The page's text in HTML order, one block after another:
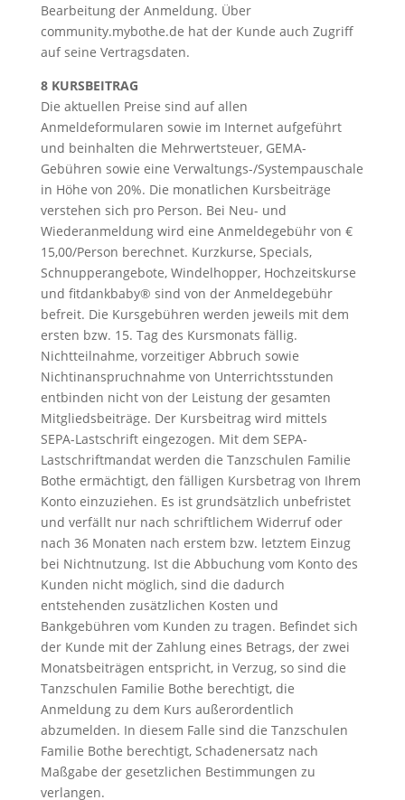
Bearbeitung der Anmeldung. Über
community.mybothe.de hat der Kunde auch Zugriff
auf seine Vertragsdaten.
8 KURSBEITRAG
Die aktuellen Preise sind auf allen
Anmeldeformularen sowie im Internet aufgeführt
und beinhalten die Mehrwertsteuer, GEMA-
Gebühren sowie eine Verwaltungs-/Systempauschale
in Höhe von 20%. Die monatlichen Kursbeiträge
verstehen sich pro Person. Bei Neu- und
Wiederanmeldung wird eine Anmeldegebühr von €
15,00/Person berechnet. Kurzkurse, Specials,
Schnupperangebote, Windelhopper, Hochzeitskurse
und fitdankbaby® sind von der Anmeldegebühr
befreit. Die Kursgebühren werden jeweils mit dem
ersten bzw. 15. Tag des Kursmonats fällig.
Nichtteilnahme, vorzeitiger Abbruch sowie
Nichtinanspruchnahme von Unterrichtsstunden
entbinden nicht von der Leistung der gesamten
Mitgliedsbeiträge. Der Kursbeitrag wird mittels
SEPA-Lastschrift eingezogen. Mit dem SEPA-
Lastschriftmandat werden die Tanzschulen Familie
Bothe ermächtigt, den fälligen Kursbetrag von Ihrem
Konto einzuziehen. Es ist grundsätzlich unbefristet
und verfällt nur nach schriftlichem Widerruf oder
nach 36 Monaten nach erstem bzw. letztem Einzug
bei Nichtnutzung. Ist die Abbuchung vom Konto des
Kunden nicht möglich, sind die dadurch
entstehenden zusätzlichen Kosten und
Bankgebühren vom Kunden zu tragen. Befindet sich
der Kunde mit der Zahlung eines Betrags, der zwei
Monatsbeiträgen entspricht, in Verzug, so sind die
Tanzschulen Familie Bothe berechtigt, die
Anmeldung zu dem Kurs außerordentlich
abzumelden. In diesem Falle sind die Tanzschulen
Familie Bothe berechtigt, Schadenersatz nach
Maßgabe der gesetzlichen Bestimmungen zu
verlangen.